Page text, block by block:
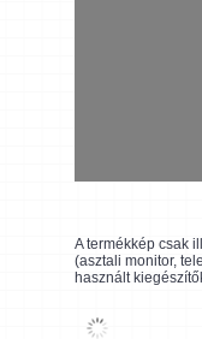
A termékkép csak
(asztali monitor,
használt